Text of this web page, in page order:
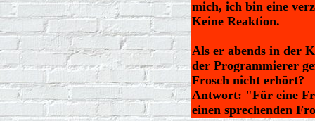
mich, ich bin eine
Keine Reaktion.
Als er abends in der
der Programmierer
Frosch nicht erhört?
Antwort: "Für eine
einen sprechenden